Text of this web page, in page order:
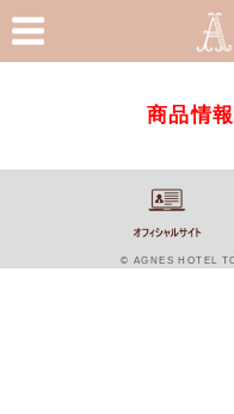
商品情
© AGNES HOTEL